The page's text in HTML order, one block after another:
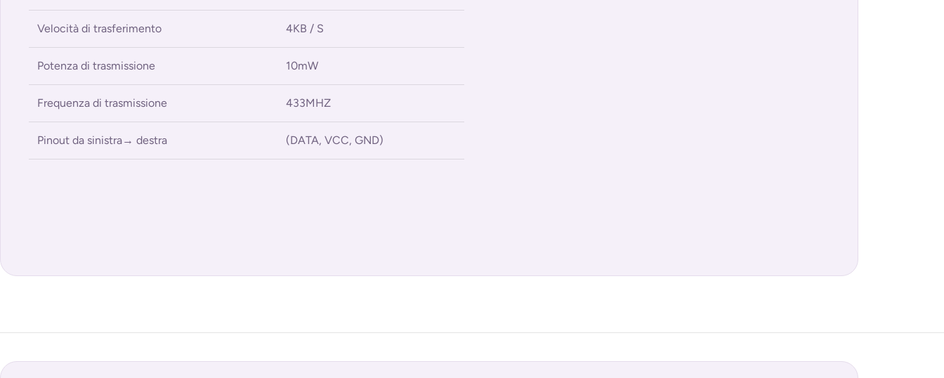
Velocità di trasferimento 4KB / S
Potenza di trasmissione 10mW
Frequenza di trasmissione 433MHZ
Pinout da sinistra→ destra (DATA, VCC, GND)